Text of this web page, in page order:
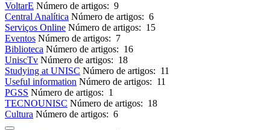
VoltarE Número de artigos: 9
Central Analítica Número de artigos: 6
Serviços Online Número de artigos: 15
Eventos Número de artigos: 7
Biblioteca Número de artigos: 16
UniscTv Número de artigos: 18
Studying at UNISC Número de artigos: 11
Useful information Número de artigos: 11
PGSS Número de artigos: 1
TECNOUNISC Número de artigos: 18
Cultura Número de artigos: 6